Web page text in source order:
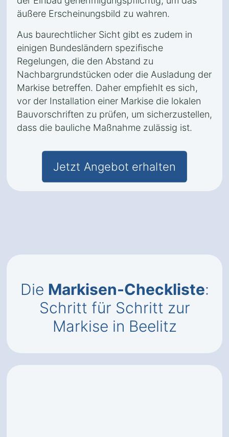
äußere Erscheinungsbild zu wahren.
Aus baurechtlicher Sicht gibt es zudem in
einigen Bundesländern spezifische
Regelungen, die den Abstand zu
Nachbargrundstücken oder die Ausladung der
Markise betreffen. Daher empfiehlt es sich,
vor der Installation einer Markise die lokalen
Bauvorschriften zu prüfen, um sicherzustellen,
dass die bauliche Maßnahme zulässig ist.
Jetzt Angebot erhalten
Die Markisen-Checkliste:
Schritt für Schritt zur
Markise in Beelitz